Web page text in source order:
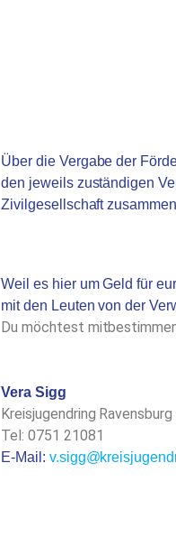
Über die Vergabe der
den jeweils zuständigen
Zivilgesellschaft
Weil es hier um Geld für
mit den Leuten von der
Du möchtest
Vera Sigg
Kreisjugendring Ravensburg
Tel: 0751 21081
E-Mail: